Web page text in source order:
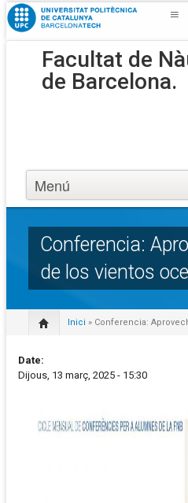
Facultat de
de Barcelona.
Conferencia:
de los vientos
Inici » Conferencia:
Date:
Dijous, 13 març, 2025 - 15:30